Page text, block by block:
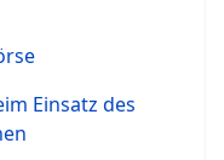
Einsatz des